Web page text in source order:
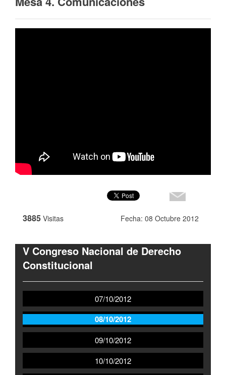
3885 Visitas Fecha: 08 Octubre 2012
V Congreso Nacional de Derecho
Constitucional
07/10/2012
08/10/2012
09/10/2012
10/10/2012